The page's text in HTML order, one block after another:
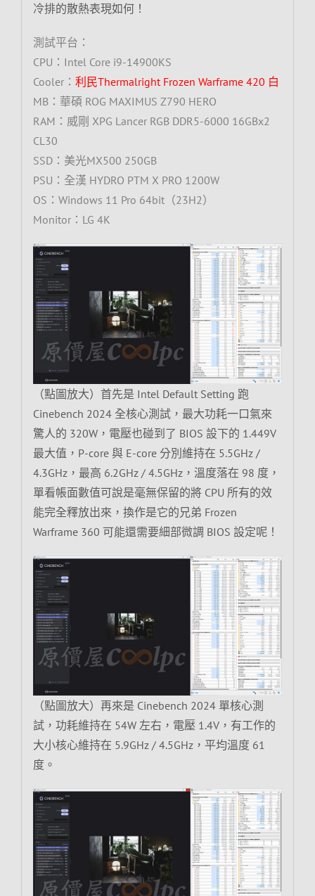
冷排的散熱表現如何！
測試平台：
CPU：Intel Core i9-14900KS
Cooler： 利民Thermalright Frozen Warframe 420 白
MB：華碩 ROG MAXIMUS Z790 HERO
RAM：威剛 XPG Lancer RGB DDR5-6000 16GBx2
CL30
SSD：美光MX500 250GB
PSU：全漢 HYDRO PTM X PRO 1200W
OS：Windows 11 Pro 64bit（23H2）
Monitor：LG 4K
（點圖放大）首先是 Intel Default Setting 跑
Cinebench 2024 全核心測試，最大功耗一口氣來
驚人的 320W，電壓也碰到了 BIOS 設下的 1.449V
最大值，P-core 與 E-core 分別維持在 5.5GHz /
4.3GHz，最高 6.2GHz / 4.5GHz，溫度落在 98 度，
單看帳面數值可說是毫無保留的將 CPU 所有的效
能完全釋放出來，換作是它的兄弟 Frozen
Warframe 360 可能還需要細部微調 BIOS 設定呢！
（點圖放大）再來是 Cinebench 2024 單核心測
試，功耗維持在 54W 左右，電壓 1.4V，有工作的
大小核心維持在 5.9GHz / 4.5GHz，平均溫度 61
度。